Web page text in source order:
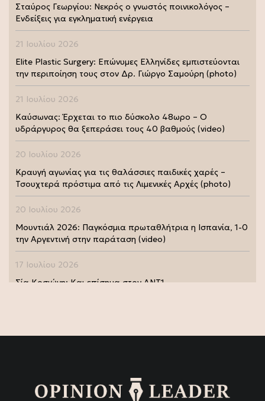
Σταύρος Γεωργίου: Νεκρός ο γνωστός ποινικολόγος –
Ενδείξεις για εγκληματική ενέργεια
21 Ιουλίου 2026
Elite Plastic Surgery: Επώνυμες Ελληνίδες εμπιστεύονται
την περιποίηση τους στον Δρ. Γιώργο Σαμούρη (photo)
21 Ιουλίου 2026
Καύσωνας: Έρχεται το πιο δύσκολο 48ωρο – Ο
υδράργυρος θα ξεπεράσει τους 40 βαθμούς (video)
20 Ιουλίου 2026
Κραυγή αγωνίας για τις θαλάσσιες παιδικές χαρές –
Τσουχτερά πρόστιμα από τις Λιμενικές Αρχές (photo)
20 Ιουλίου 2026
Μουντιάλ 2026: Παγκόσμια πρωταθλήτρια η Ισπανία, 1-0
την Αργεντινή στην παράταση (video)
17 Ιουλίου 2026
Σία Κοσιώνη: Και επίσημα στον ΑΝΤ1
της Μάρως Κοντού (photo)
Μάρω Κοντού: Πέθανε η σπουδαία ηθοποιός (video)